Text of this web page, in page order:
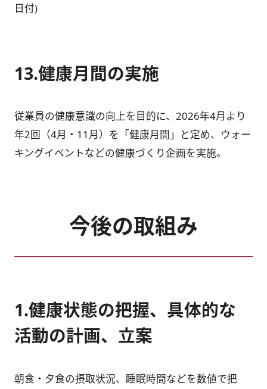
日付)
13.健康月間の実施
従業員の健康意識の向上を目的に、2026年4月より
年2回（4月・11月）を「健康月間」と定め、ウォー
キングイベントなどの健康づくり企画を実施。
今後の取組み
1.健康状態の把握、具体的な
活動の計画、立案
朝食・夕食の摂取状況、睡眠時間などを数値で把